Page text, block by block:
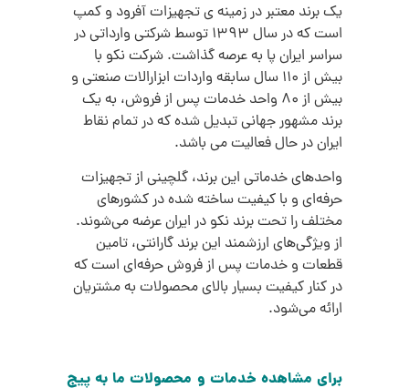
یک برند معتبر در زمینه ی تجهیزات آفرود و کمپ
است که در سال ۱۳۹۳ توسط شرکتی وارداتی در
سراسر ایران پا به عرصه گذاشت. شرکت نکو با
بیش از ۱۱۰ سال سابقه واردات ابزارالات صنعتی و
بیش از 80 واحد خدمات پس از فروش، به یک
برند مشهور جهانی تبدیل شده که در تمام نقاط
ایران در حال فعالیت می باشد.
واحدهای خدماتی این برند، گلچینی از تجهیزات
حرفه‌ای و با کیفیت ساخته شده در کشورهای
مختلف را تحت برند نکو در ایران عرضه می‌شوند.
از ویژگی‌های ارزشمند این برند گارانتی، ‌تامین
قطعات و خدمات پس از فروش حرفه‌ای است که
در کنار کیفیت بسیار بالای محصولات به مشتریان
ارائه می‌شود.
برای مشاهده خدمات و محصولات ما به پیج